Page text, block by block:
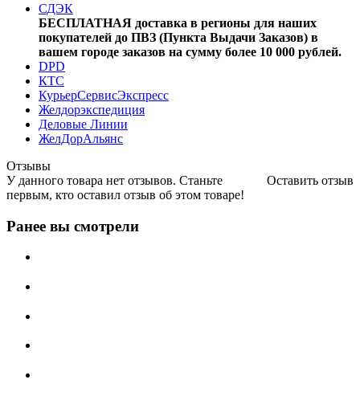
СДЭК
БЕСПЛАТНАЯ доставка в регионы для наших
покупателей до ПВЗ (Пункта Выдачи Заказов) в
вашем городе заказов на сумму более 10 000 рублей.
DPD
КТС
КурьерСервисЭкспресс
Желдорэкспедиция
Деловые Линии
ЖелДорАльянс
Отзывы
Оставить отзыв
У данного товара нет отзывов. Станьте
первым, кто оставил отзыв об этом товаре!
Ранее вы смотрели